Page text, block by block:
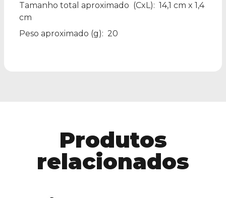
Tamanho total aproximado (CxL): 14,1 cm x 1,4
cm
Peso aproximado (g): 20
Produtos
relacionados